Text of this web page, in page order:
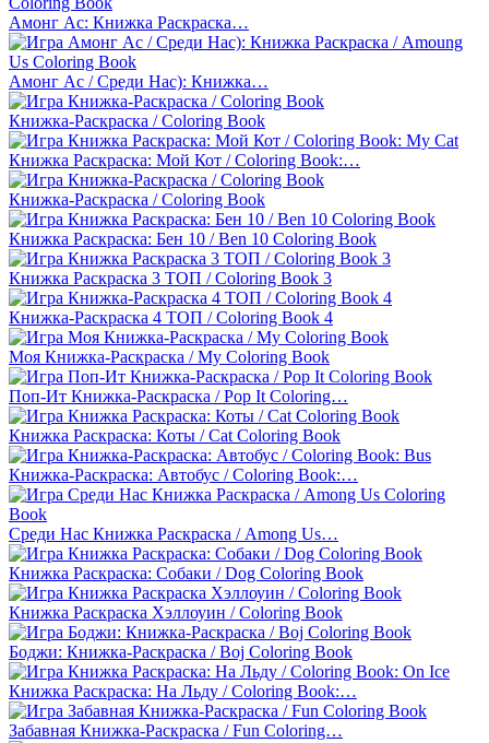
Амонг Ас: Книжка Раскраска…
Амонг Ас / Среди Нас): Книжка…
Книжка-Раскраска / Coloring Book
Книжка Раскраска: Мой Кот / Coloring Book:…
Книжка-Раскраска / Coloring Book
Книжка Раскраска: Бен 10 / Ben 10 Coloring Book
Книжка Раскраска 3 ТОП / Coloring Book 3
Книжка-Раскраска 4 ТОП / Coloring Book 4
Моя Книжка-Раскраска / My Coloring Book
Поп-Ит Книжка-Раскраска / Pop It Coloring…
Книжка Раскраска: Коты / Cat Coloring Book
Книжка-Раскраска: Автобус / Coloring Book:…
Среди Нас Книжка Раскраска / Among Us…
Книжка Раскраска: Собаки / Dog Coloring Book
Книжка Раскраска Хэллоуин / Coloring Book
Боджи: Книжка-Раскраска / Boj Coloring Book
Книжка Раскраска: На Льду / Coloring Book:…
Забавная Книжка-Раскраска / Fun Coloring…